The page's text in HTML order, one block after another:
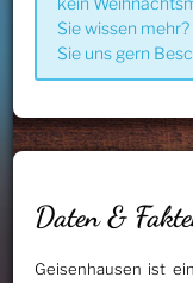
Sie wissen
Sie uns gern
Daten &
Geisenhausen ist